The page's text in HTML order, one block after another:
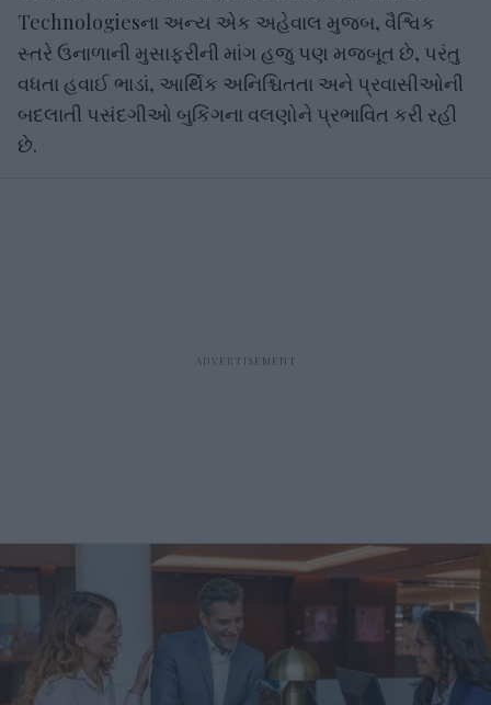
Technologiesના અન્ય એક અહેવાલ મુજબ, વૈશ્વિક
સ્તરે ઉનાળાની મુસાફરીની માંગ હજુ પણ મજબૂત છે, પરંતુ
વધતા હવાઈ ભાડાં, આર્થિક અનિશ્ચિતતા અને પ્રવાસીઓની
બદલાતી પસંદગીઓ બુકિંગના વલણોને પ્રભાવિત કરી રહી
છે.